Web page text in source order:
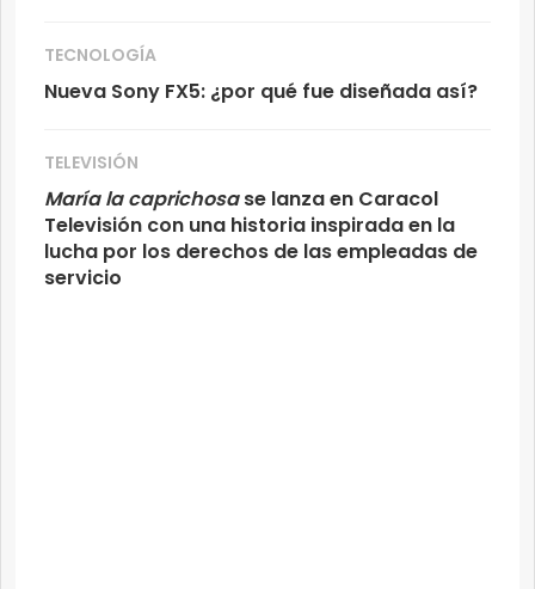
TECNOLOGÍA
Nueva Sony FX5: ¿por qué fue diseñada así?
TELEVISIÓN
María la caprichosase lanza en Caracol
Televisión con una historia inspirada en la
lucha por los derechos de las empleadas de
servicio